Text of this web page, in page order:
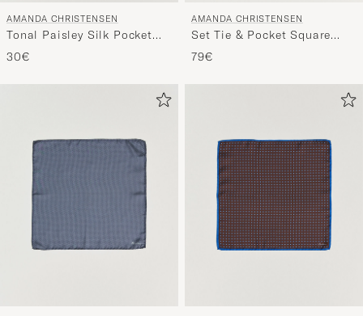
AMANDA CHRISTENSEN
Tonal Paisley Silk Pocket
Square Silver
30€
AMANDA CHRISTENSEN
Set Tie & Pocket Square
Navy/White
79€